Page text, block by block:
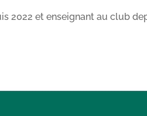
2022 et enseignant au club